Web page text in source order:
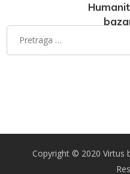
Copyright © 2020 Virtus